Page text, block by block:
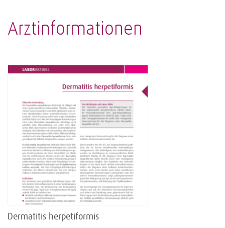
Arztinformationen
Dermatitis herpetiformis